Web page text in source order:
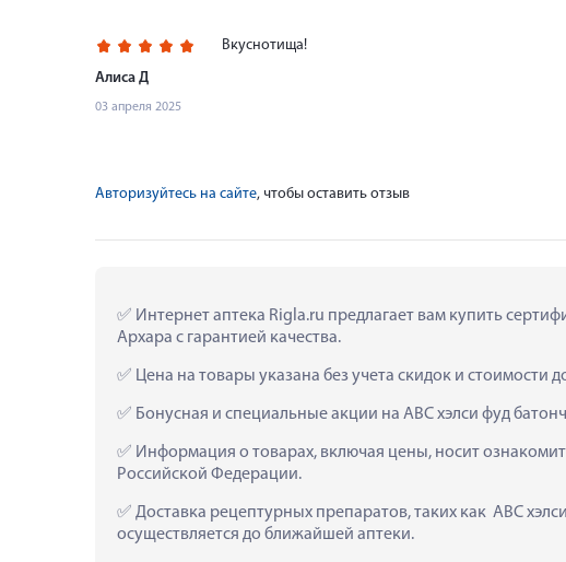
Алиса Д
03 апреля 2025
Вкуснотища!
Авторизуйтесь на сайте, чтобы оставить отзыв
Интернет аптека Rigla.ru предлагает вам купить
Архара с гарантией качества.
Цена на товары указана без учета скидок и стоимости
Бонусная и специальные акции на АВС хэлси фуд
Информация о товарах, включая цены, носит
Российской Федерации.
Доставка рецептурных препаратов, таких как  АВС
осуществляется до ближайшей аптеки.